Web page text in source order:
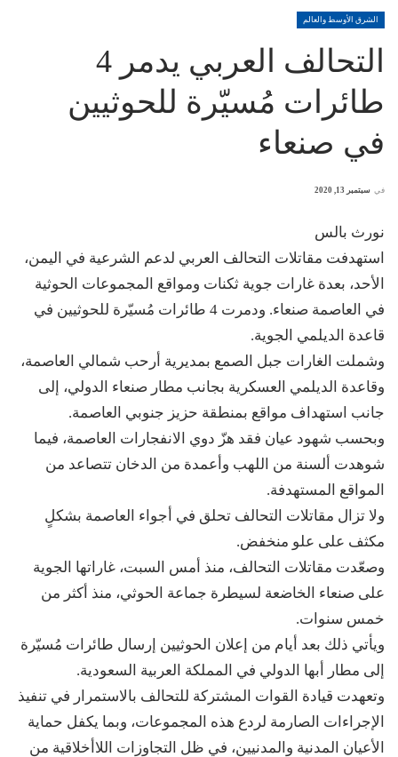
الشرق الأوسط والعالم
التحالف العربي يدمر 4
طائرات مُسيّرة للحوثيين
في صنعاء
في سبتمبر 13, 2020
نورث بالس
استهدفت مقاتلات التحالف العربي لدعم الشرعية في اليمن،
الأحد، بعدة غارات جوية ثكنات ومواقع المجموعات الحوثية
في العاصمة صنعاء. ودمرت 4 طائرات مُسيّرة للحوثيين في
قاعدة الديلمي الجوية.
وشملت الغارات جبل الصمع بمديرية أرحب شمالي العاصمة،
وقاعدة الديلمي العسكرية بجانب مطار صنعاء الدولي، إلى
جانب استهداف مواقع بمنطقة حزيز جنوبي العاصمة.
وبحسب شهود عيان فقد هزّ دوي الانفجارات العاصمة، فيما
شوهدت ألسنة من اللهب وأعمدة من الدخان تتصاعد من
المواقع المستهدفة.
ولا تزال مقاتلات التحالف تحلق في أجواء العاصمة بشكلٍ
مكثف على علو منخفض.
وصعّدت مقاتلات التحالف، منذ أمس السبت، غاراتها الجوية
على صنعاء الخاضعة لسيطرة جماعة الحوثي، منذ أكثر من
خمس سنوات.
ويأتي ذلك بعد أيام من إعلان الحوثيين إرسال طائرات مُسيّرة
إلى مطار أبها الدولي في المملكة العربية السعودية.
وتعهدت قيادة القوات المشتركة للتحالف بالاستمرار في تنفيذ
الإجراءات الصارمة لردع هذه المجموعات، وبما يكفل حماية
الأعيان المدنية والمدنيين، في ظل التجاوزات اللاأخلاقية من